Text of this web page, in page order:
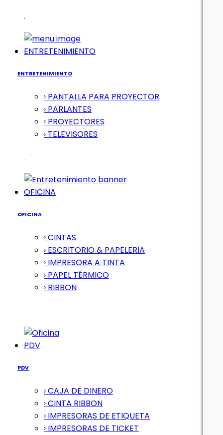
ENTRETENIMIENTO
ENTRETENIMIENTO
› PANTALLA PARA PROYECTOR
› PARLANTES
› PROYECTORES
› TELEVISORES
OFICINA
OFICINA
› CINTAS
› ESCRITORIO & PAPELERIA
› IMPRESORA A TINTA
› PAPEL TÉRMICO
› RIBBON
PDV
PDV
› CAJA DE DINERO
› CINTA RIBBON
› IMPRESORAS DE ETIQUETA
› IMPRESORAS DE TICKET